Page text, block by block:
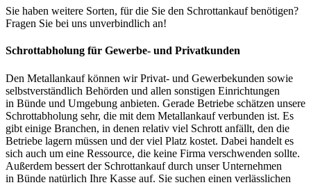
Sie haben weitere Sorten, für die Sie den Schrottankauf benötigen?
Fragen Sie bei uns unverbindlich an!
Schrottabholung für Gewerbe- und Privatkunden
Den Metallankauf können wir Privat- und Gewerbekunden sowie
selbstverständlich Behörden und allen sonstigen Einrichtungen
in Bünde und Umgebung anbieten. Gerade Betriebe schätzen unsere
Schrottabholung sehr, die mit dem Metallankauf verbunden ist. Es
gibt einige Branchen, in denen relativ viel Schrott anfällt, den die
Betriebe lagern müssen und der viel Platz kostet. Dabei handelt es
sich auch um eine Ressource, die keine Firma verschwenden sollte.
Außerdem bessert der Schrottankauf durch unser Unternehmen
in Bünde natürlich Ihre Kasse auf. Sie suchen einen verlässlichen